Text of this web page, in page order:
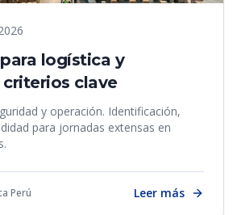
logística y
clave
y operación. Identificación,
para jornadas extensas en
Perú Leer más